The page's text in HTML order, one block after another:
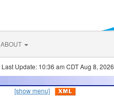
ABOUT
Last Update: 10:36 am CDT Aug 8, 2026
[show menu]